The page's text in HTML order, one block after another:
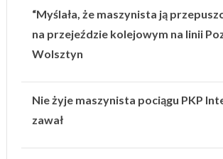
“Myślała, że maszynista ją
na przejeździe kolejowym na linii
Wolsztyn
Nie żyje maszynista pociągu PKP
zawał